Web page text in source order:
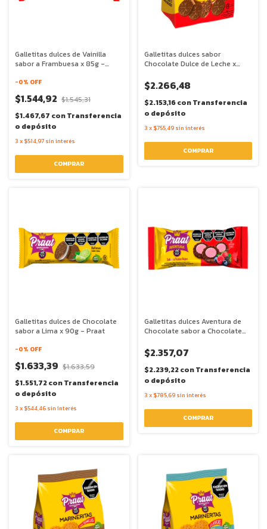
Galletitas dulces de Vainilla
sabor a Frambuesa x 85g -
-0% OFF
$1.544,92 $1.545,31
$1.467,67 conTransferencia
o depósito
3 x $514,97 sin interés
Galletitas dulces sabor
Chocolate Dulce de Leche x
$2.266,48
$2.153,16conTransferencia
o depósito
3 x $755,49 sin interés
Galletitas dulces de Chocolate
sabor a Lima x 90g - Praat
-0% OFF
$1.633,39 $1.633,59
$1.551,72conTransferencia
o depósito
3 x $544,46 sin interés
Galletitas dulces Aventura de
Chocolate sabor a Chocolate
Praat
$2.357,07
$2.239,22conTransferencia
o depósito
3 x $785,69 sin interés